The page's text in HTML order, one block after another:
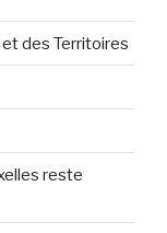
des Territoires
reste